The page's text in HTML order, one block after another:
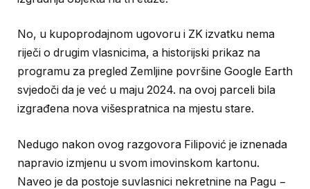
No, u kupoprodajnom ugovoru i ZK izvatku nema
riječi o drugim vlasnicima, a historijski prikaz na
programu za pregled Zemljine površine Google Earth
svjedoči da je već u maju 2024. na ovoj parceli bila
izgrađena nova višespratnica na mjestu stare.
Nedugo nakon ovog razgovora Filipović je iznenada
napravio izmjenu u svom imovinskom kartonu.
Naveo je da postoje suvlasnici nekretnine na Pagu −